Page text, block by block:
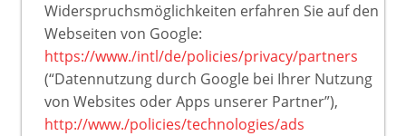
Widerspruchsmöglichkeiten erfahren Sie auf den
Webseiten von Google:
https://www./intl/de/policies/privacy/partners
(“Datennutzung durch Google bei Ihrer Nutzung
von Websites oder Apps unserer Partner”),
http://www./policies/technologies/ads